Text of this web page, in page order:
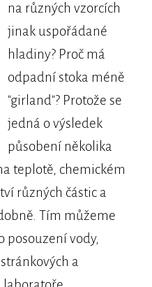
na různých vzorcích
jinak uspořádané
hladiny? Proč má
odpadní stoka méně
"girland"? Protože se
jedná o výsledek
působení několika
teplotě, chemickém
různých částic a
Tím můžeme
posouzení vody,
a